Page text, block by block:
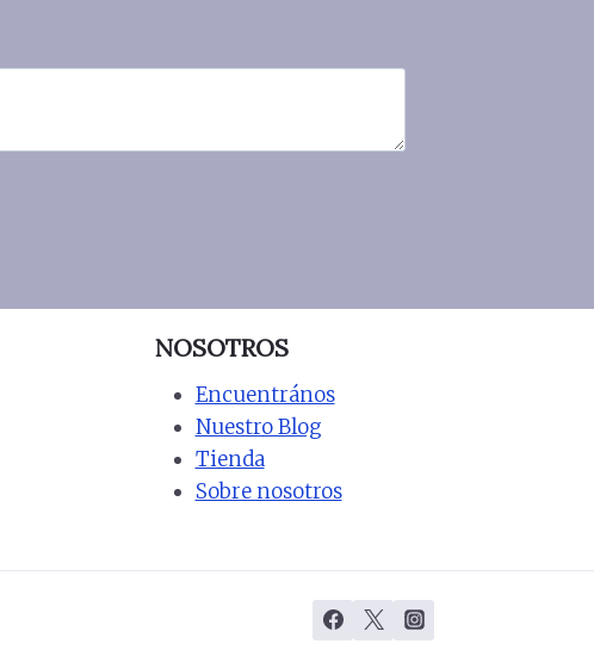
NOSOTROS
Encuentrános
Nuestro Blog
Tienda
Sobre nosotros